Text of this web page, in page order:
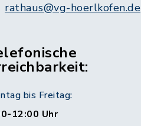
rathaus@vg-hoerlkofen.de
bis Freitag:
12:00 Uhr